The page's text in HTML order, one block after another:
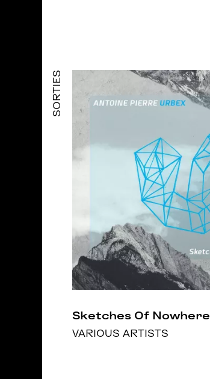
SORTIES
Sketches Of Nowhere
VARIOUS ARTISTS